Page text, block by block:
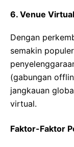
6. Venue Virtual
Dengan
semakin
(gabungan
jangkauan
virtual.
Faktor-Faktor